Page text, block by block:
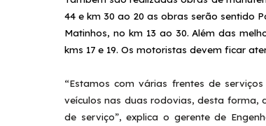
44 e km 30 ao 20 as obras serão sentido
Matinhos, no km 13 ao 30. Além das
kms 17 e 19. Os motoristas devem ficar
“Estamos com várias frentes de
veículos nas duas rodovias, desta forma,
de serviço”, explica o gerente de